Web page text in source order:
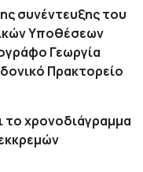
συνέντευξης του
Υποθέσεων
Γεωργία
Πρακτορείο
το χρονοδιάγραμμα